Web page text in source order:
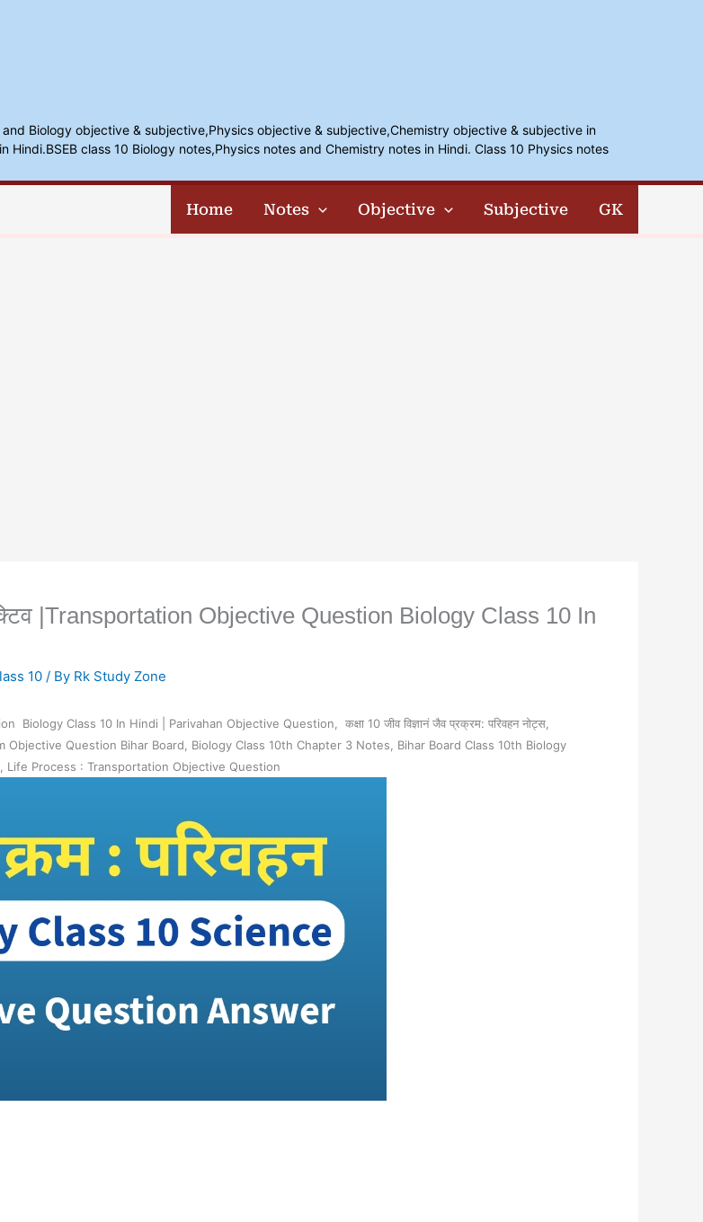
Biology objective & subjective,Physics objective & subjective,Chemistry objective & subjective in
Hindi.BSEB class 10 Biology notes,Physics notes and Chemistry notes in Hindi. Class 10 Physics notes
Home Notes Objective Subjective GK
|Transportation Objective Question Biology Class 10 In
10 / By Rk Study Zone
Biology Class 10 In Hindi | Parivahan Objective Question, कक्षा 10 जीव विज्ञानं जैव प्रक्रम: परिवहन नोट्स,
Objective Question Bihar Board, Biology Class 10th Chapter 3 Notes,
Bihar Board Class 10th Biology
Life Process : Transportation Objective Question